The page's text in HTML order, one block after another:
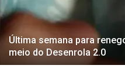
Última semana para
meio do Desenrola 2.0